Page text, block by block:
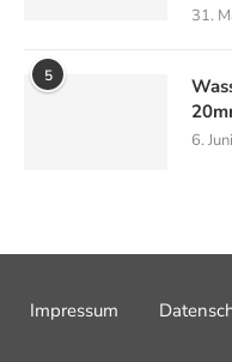
31.
5
6.
Impressum